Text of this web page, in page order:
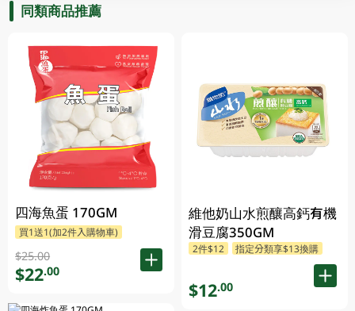
同類商品推薦
四海魚蛋 170GM
買1送1(加2件入購物車)
$25.00
$22.00
維他奶山水煎釀高鈣有機
滑豆腐350GM
2件$12 指定分類享$13換購
$12.00